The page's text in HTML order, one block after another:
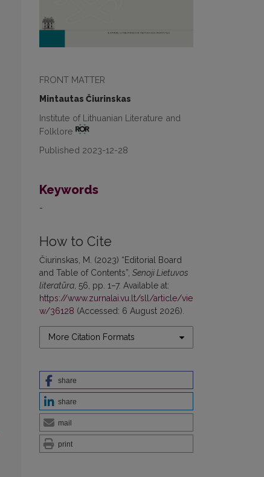
FRONT MATTER
Mintautas Čiurinskas
Institute of Lithuanian Literature and
Folklore
Published 2023-12-28
Keywords
-
How to Cite
Čiurinskas, M. (2023) “Editorial Board
and Table of Contents”, Senoji Lietuvos
literatūra, 56, pp. 1–7. Available at:
https://www.zurnalai.vu.lt/sll/article/vie
w/36128 (Accessed: 6 August 2026).
More Citation Formats
share
share
mail
print